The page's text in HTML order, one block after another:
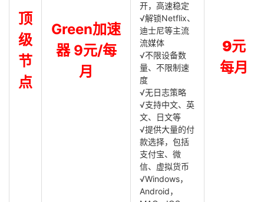
顶
级
节
点
Green加速
器 9元/每
月
开，高速稳定
√解锁Netflix、
迪士尼等主流
流媒体
√不限设备数
量、不限制速
度
√无日志策略
√支持中文、英
文、日文等
√提供大量的付
款选择，包括
支付宝、微
信、虚拟货币
√Windows，
Android，
9元
每月